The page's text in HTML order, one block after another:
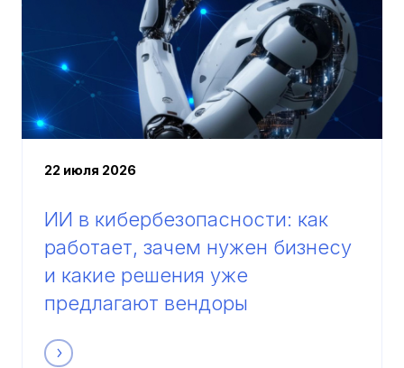
22 июля 2026
ИИ в кибербезопасности: как
работает, зачем нужен бизнесу
и какие решения уже
предлагают вендоры